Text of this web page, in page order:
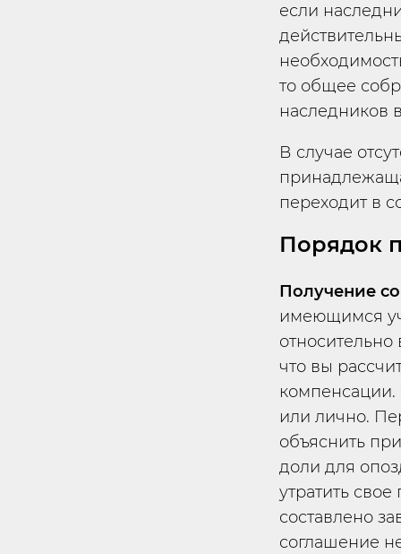
если
то общее
наследников
В случае
переходит в
Порядок
Получение
имеющимся
что вы
или лично.
объяснить
доли для
утратить
составлено
соглашение